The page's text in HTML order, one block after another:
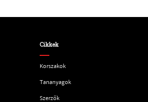
Cikkek
Korszakok
Tananyagok
Szerzők